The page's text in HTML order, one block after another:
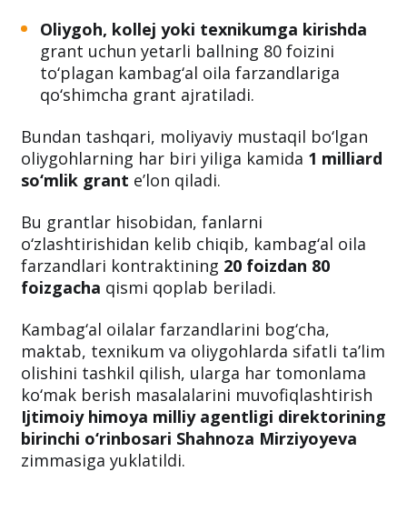
Oliygoh, kollej yoki texnikumga kirishda
grant uchun yetarli ballning 80 foizini
to‘plagan kambag‘al oila farzandlariga
qo‘shimcha grant ajratiladi.
Bundan tashqari, moliyaviy mustaqil bo‘lgan
oliygohlarning har biri yiliga kamida 1 milliard
so‘mlik grant e’lon qiladi.
Bu grantlar hisobidan, fanlarni
o‘zlashtirishidan kelib chiqib, kambag‘al oila
farzandlari kontraktining 20 foizdan 80
foizgacha qismi qoplab beriladi.
Kambag‘al oilalar farzandlarini bog‘cha,
maktab, texnikum va oliygohlarda sifatli ta’lim
olishini tashkil qilish, ularga har tomonlama
ko‘mak berish masalalarini muvofiqlashtirish
Ijtimoiy himoya milliy agentligi direktorining
birinchi o‘rinbosari Shahnoza Mirziyoyeva
zimmasiga yuklatildi.